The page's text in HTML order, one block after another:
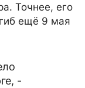
Точнее, его
ещё 9 мая
-